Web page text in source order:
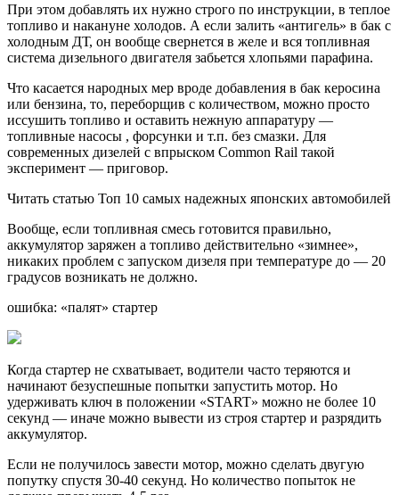
При этом добавлять их нужно строго по инструкции, в теплое
топливо и накануне холодов. А если залить «антигель» в бак с
холодным ДТ, он вообще свернется в желе и вся топливная
система дизельного двигателя забьется хлопьями парафина.
Что касается народных мер вроде добавления в бак керосина
или бензина, то, переборщив с количеством, можно просто
иссушить топливо и оставить нежную аппаратуру —
топливные насосы , форсунки и т.п. без смазки. Для
современных дизелей с впрыском Common Rail такой
эксперимент — приговор.
Читать статью Топ 10 самых надежных японских автомобилей
Вообще, если топливная смесь готовится правильно,
аккумулятор заряжен а топливо действительно «зимнее»,
никаких проблем с запуском дизеля при температуре до — 20
градусов возникать не должно.
ошибка: «палят» стартер
Когда стартер не схватывает, водители часто теряются и
начинают безуспешные попытки запустить мотор. Но
удерживать ключ в положении «START» можно не более 10
секунд — иначе можно вывести из строя стартер и разрядить
аккумулятор.
Если не получилось завести мотор, можно сделать двугую
попутку спустя 30-40 секунд. Но количество попыток не